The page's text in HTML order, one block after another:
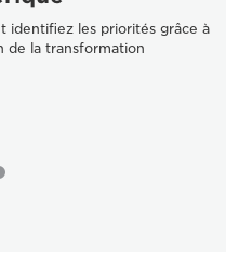
identifiez les priorités grâce à
de la transformation